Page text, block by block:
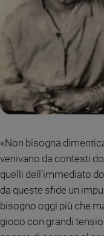
«Non bisogna
venivano da contesti
quelli dell’immediato
da queste sfide un
bisogno oggi più che
gioco con grandi